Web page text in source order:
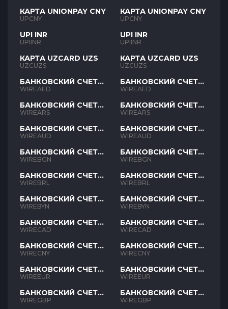
КАРТА UNIONPAY CNY
UPCNY
UPI INR
UPIINR
КАРТА UZCARD UZS
UZCUZS
БАНКОВСКИЙ СЧЕТ
AED
WIREAED
БАНКОВСКИЙ СЧЕТ
ARS
WIREARS
БАНКОВСКИЙ СЧЕТ
AUD
WIREAUD
БАНКОВСКИЙ СЧЕТ
BGN
WIREBGN
БАНКОВСКИЙ СЧЕТ
BRL
WIREBRL
БАНКОВСКИЙ СЧЕТ
BYN
WIREBYN
БАНКОВСКИЙ СЧЕТ
CAD
WIRECAD
БАНКОВСКИЙ СЧЕТ
CNY
WIRECNY
БАНКОВСКИЙ СЧЕТ
EUR
WIREEUR
БАНКОВСКИЙ СЧЕТ
GBP
WIREGBP
КАРТА UNIONPAY CNY
UPCNY
UPI INR
UPIINR
КАРТА UZCARD UZS
UZCUZS
БАНКОВСКИЙ СЧЕТ
AED
WIREAED
БАНКОВСКИЙ СЧЕТ
ARS
WIREARS
БАНКОВСКИЙ СЧЕТ
AUD
WIREAUD
БАНКОВСКИЙ СЧЕТ
BGN
WIREBGN
БАНКОВСКИЙ СЧЕТ
BRL
WIREBRL
БАНКОВСКИЙ СЧЕТ
BYN
WIREBYN
БАНКОВСКИЙ СЧЕТ
CAD
WIRECAD
БАНКОВСКИЙ СЧЕТ
CNY
WIRECNY
БАНКОВСКИЙ СЧЕТ
EUR
WIREEUR
БАНКОВСКИЙ СЧЕТ
GBP
WIREGBP